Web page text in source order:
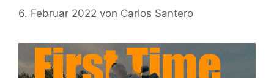
6. Februar 2022 von Carlos Santero